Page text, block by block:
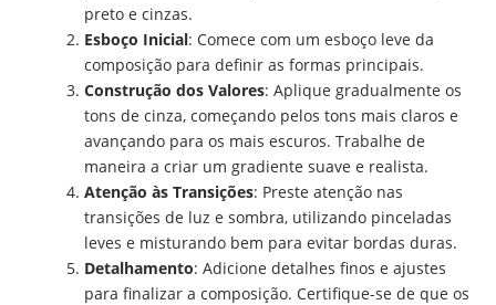
preto e cinzas.
Esboço Inicial: Comece com um esboço leve da
composição para definir as formas principais.
Construção dos Valores: Aplique gradualmente os
tons de cinza, começando pelos tons mais claros e
avançando para os mais escuros. Trabalhe de
maneira a criar um gradiente suave e realista.
Atenção às Transições: Preste atenção nas
transições de luz e sombra, utilizando pinceladas
leves e misturando bem para evitar bordas duras.
Detalhamento: Adicione detalhes finos e ajustes
para finalizar a composição. Certifique-se de que os